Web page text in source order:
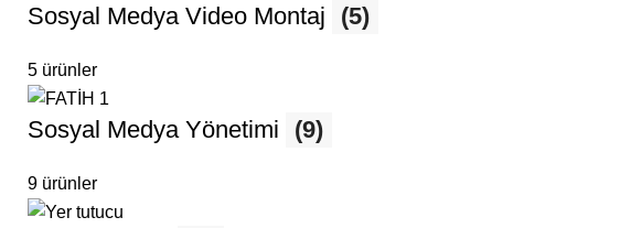
Sosyal Medya Video Montaj (5)
5 ürünler
Sosyal Medya Yönetimi (9)
9 ürünler